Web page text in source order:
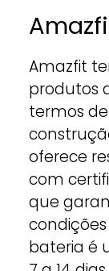
Amazfit
produtos
termos
oferece
com
que
bateria é